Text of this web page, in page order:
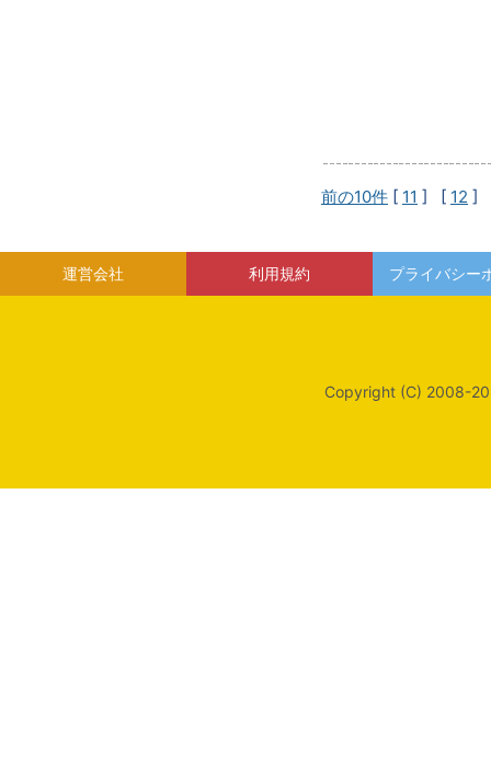
前の10件 [ 11 ] [ 12 ]
運営会社 利用規約 プライバシー
Copyright (C) 2008-